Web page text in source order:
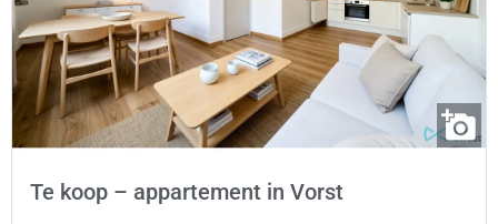
Te koop – appartement in Vorst